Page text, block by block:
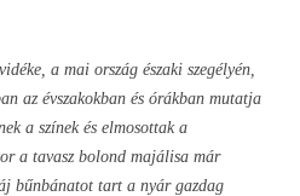
a mai ország északi szegélyén,
az évszakokban és órákban mutatja
a színek és elmosottak a
a tavasz bolond majálisa már
bűnbánatot tart a nyár gazdag